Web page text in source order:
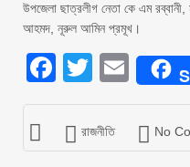
উপজেলা ছাত্রলীগ নেতা কে এম
আহমদ, নূরুল আমিন প্রমূখ।
Facebook
Twitter
রাজনীতি No